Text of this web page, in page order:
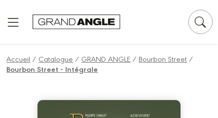
Accueil / Catalogue / GRAND ANGLE /Bourbon Street /
Bourbon Street - Intégrale